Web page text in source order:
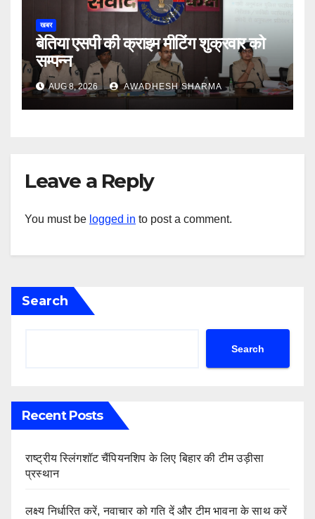
खबर
बेतिया एसपी की क्राइम मीटिंग शुक्रवार को
सम्पन्न
AUG 8, 2026 AWADHESH SHARMA
Leave a Reply
You must be logged in to post a comment.
Search
Search
Recent Posts
राष्ट्रीय स्लिंगशॉट चैंपियनशिप के लिए बिहार की टीम उड़ीसा
प्रस्थान
लक्ष्य निर्धारित करें, नवाचार को गति दें और टीम भावना के साथ करें